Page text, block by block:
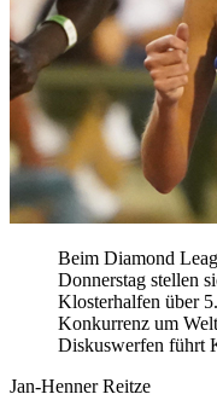
Beim Diamond
Donnerstag stellen
Klosterhalfen über
Konkurrenz um
Diskuswerfen führt
Jan-Henner Reitze